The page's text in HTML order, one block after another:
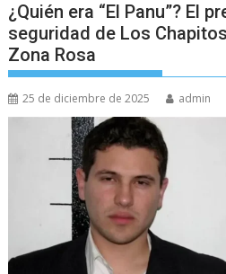
¿Quién era “El Panu”? El
seguridad de Los
Zona Rosa
25 de diciembre de 2025 admin